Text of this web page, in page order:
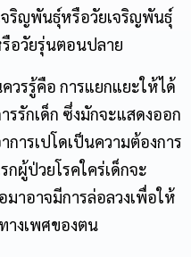
จริญพันธุ์หรือวัยเจริญพันธุ์
อวัยรุ่นตอนปลาย
รรู้คือ การแยกแยะให้ได้
รรักเด็ก ซึ่งมักจะแสดงออก
ารเปโดเป็นความต้องการ
ผู้ป่วยโรคใคร่เด็กจะ
มาอาจมีการล่อลวงเพื่อให้
างเพศของตน